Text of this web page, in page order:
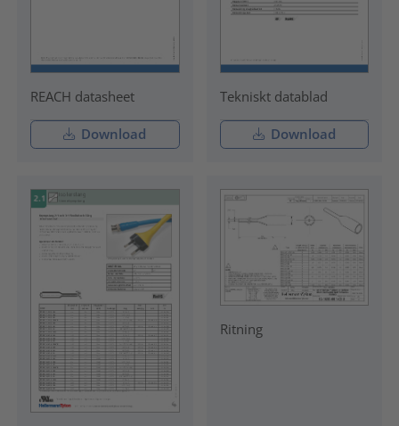
REACH datasheet
Download
Tekniskt datablad
Download
Ritning